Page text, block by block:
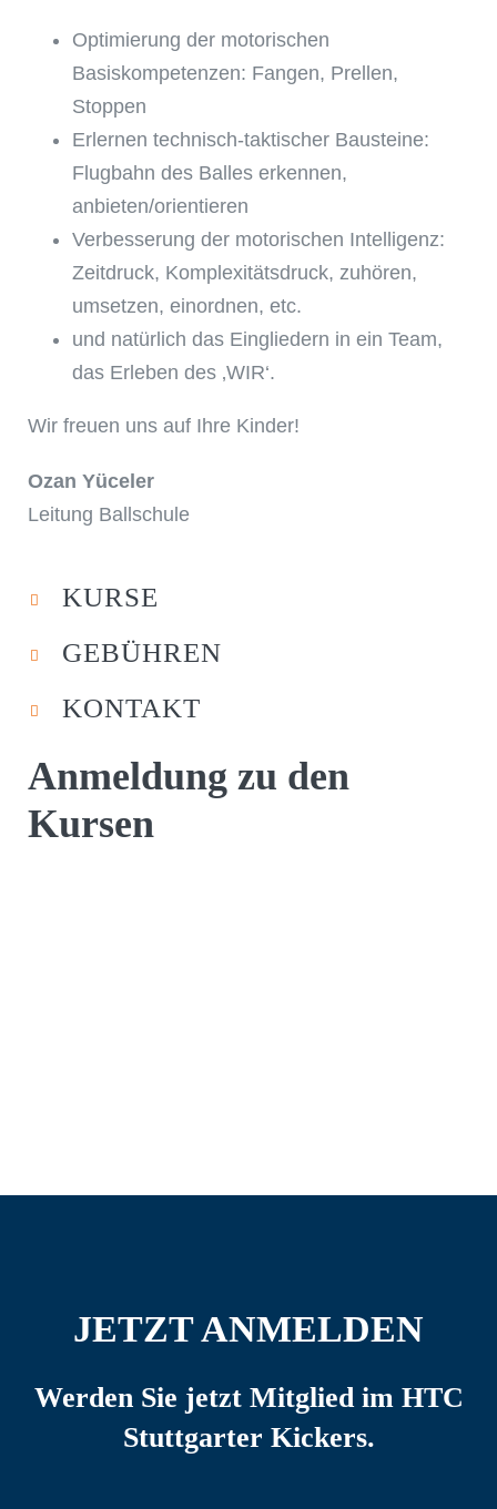
Optimierung der motorischen
Basiskompetenzen: Fangen, Prellen,
Stoppen
Erlernen technisch-taktischer Bausteine:
Flugbahn des Balles erkennen,
anbieten/orientieren
Verbesserung der motorischen Intelligenz:
Zeitdruck, Komplexitätsdruck, zuhören,
umsetzen, einordnen, etc.
und natürlich das Eingliedern in ein Team,
das Erleben des ‚WIR‘.
Wir freuen uns auf Ihre Kinder!
Ozan Yüceler
Leitung Ballschule
KURSE
GEBÜHREN
KONTAKT
Anmeldung zu den
Kursen
JETZT ANMELDEN
Werden Sie jetzt Mitglied im HTC
Stuttgarter Kickers.